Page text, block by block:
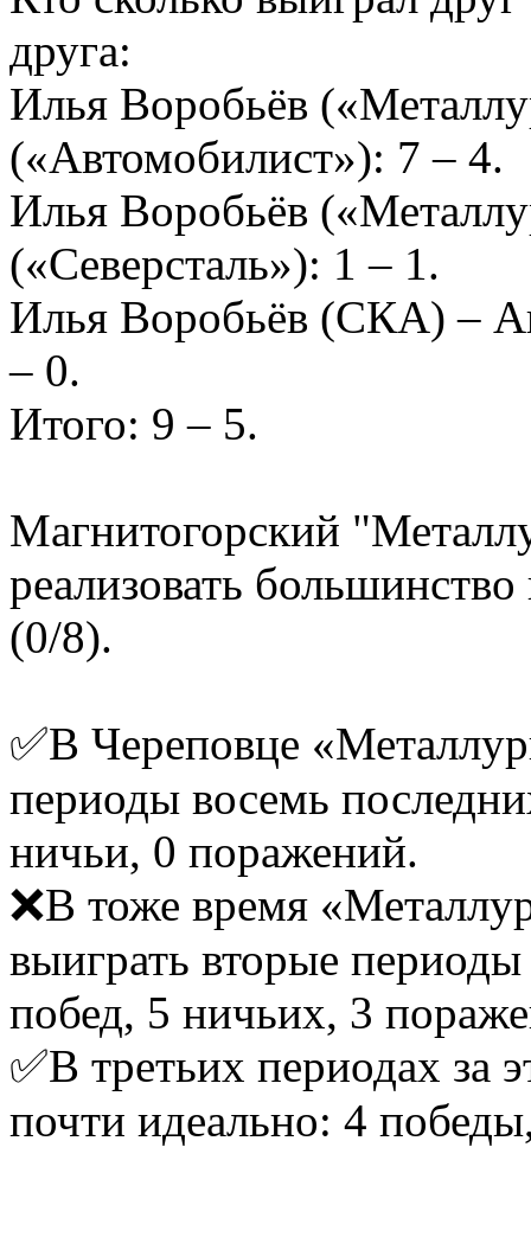
Илья Воробьёв
(«Автомобилист»): 7 – 4.
Илья Воробьёв
(«Северсталь»): 1 – 1.
Илья Воробьёв (СКА) –
– 0.
Итого: 9 – 5.
Магнитогорский
реализовать
(0/8).
✅В Череповце
периоды восемь
ничьи, 0 поражений.
❌В тоже время
выиграть вторые
побед, 5 ничьих, 3
✅В третьих периодах за
почти идеально: 4